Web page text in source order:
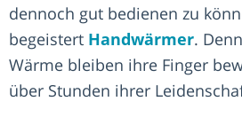
dennoch gut bedienen zu
begeistert Handwärmer.
Wärme bleiben ihre Finger
über Stunden ihrer